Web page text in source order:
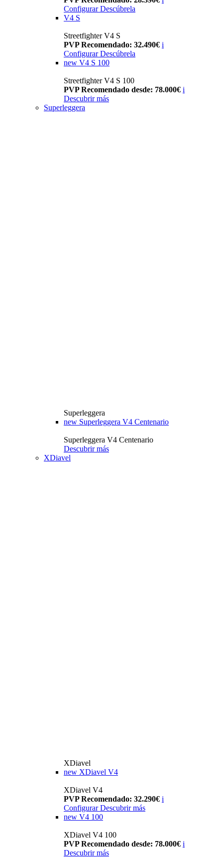
Configurar Descúbrela
V4 S
Streetfighter V4 S
PVP Recomendado: 32.490€ i
Configurar Descúbrela
new V4 S 100
Streetfighter V4 S 100
PVP Recomendado desde: 78.000€ i
Descubrir más
Superleggera
Superleggera
new Superleggera V4 Centenario
Superleggera V4 Centenario
Descubrir más
XDiavel
XDiavel
new XDiavel V4
XDiavel V4
PVP Recomendado: 32.290€ i
Configurar Descubrir más
new V4 100
XDiavel V4 100
PVP Recomendado desde: 78.000€ i
Descubrir más